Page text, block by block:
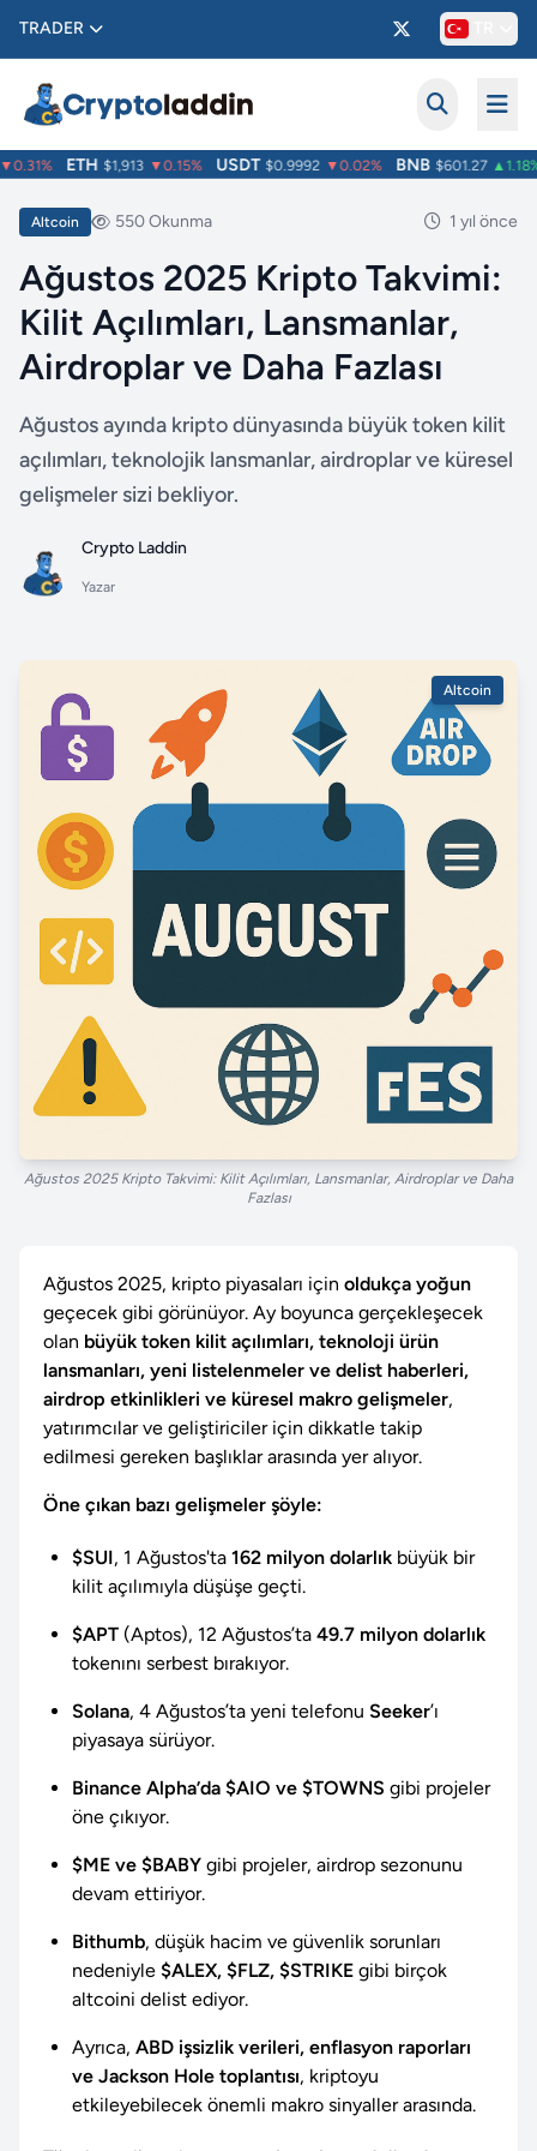
TRADER
ETH $1,913 ▼0.15% USDT $0.9992 ▼0.02% BNB $601.27 ▲1.18%
Altcoin 550 Okunma 1 yıl önce
Ağustos 2025 Kripto Takvimi:
Kilit Açılımları, Lansmanlar,
Airdroplar ve Daha Fazlası
Ağustos ayında kripto dünyasında büyük token kilit
açılımları, teknolojik lansmanlar, airdroplar ve küresel
gelişmeler sizi bekliyor.
Crypto Laddin
Yazar
Altcoin
Ağustos 2025 Kripto Takvimi: Kilit Açılımları, Lansmanlar, Airdroplar ve Daha
Fazlası
Ağustos 2025, kripto piyasaları için oldukça yoğun
geçecek gibi görünüyor. Ay boyunca gerçekleşecek
olan büyük token kilit açılımları, teknoloji ürün
lansmanları, yeni listelenmeler ve delist haberleri,
airdrop etkinlikleri ve küresel makro gelişmeler,
yatırımcılar ve geliştiriciler için dikkatle takip
edilmesi gereken başlıklar arasında yer alıyor.
Öne çıkan bazı gelişmeler şöyle:
$SUI, 1 Ağustos'ta 162 milyon dolarlık büyük bir
kilit açılımıyla düşüşe geçti.
$APT (Aptos), 12 Ağustos’ta 49.7 milyon dolarlık
tokenını serbest bırakıyor.
Solana, 4 Ağustos’ta yeni telefonu Seeker’ı
piyasaya sürüyor.
Binance Alpha’da $AIO ve $TOWNS gibi projeler
öne çıkıyor.
$ME ve $BABY gibi projeler, airdrop sezonunu
devam ettiriyor.
Bithumb, düşük hacim ve güvenlik sorunları
nedeniyle $ALEX, $FLZ, $STRIKE gibi birçok
altcoini delist ediyor.
Ayrıca, ABD işsizlik verileri, enflasyon raporları
ve Jackson Hole toplantısı, kriptoyu
etkileyebilecek önemli makro sinyaller arasında.